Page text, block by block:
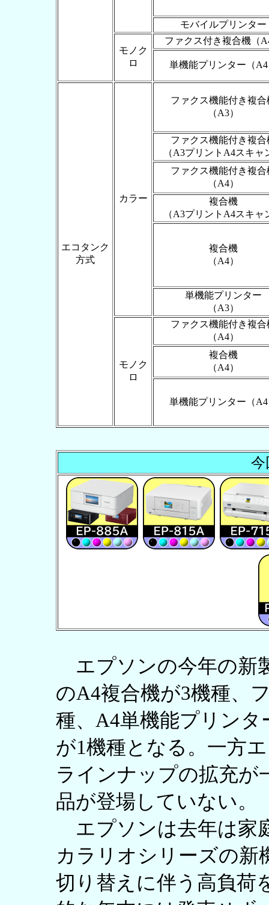
モバイルプリンター
モノク
ロ
ファクス付き複合機（
単機能プリンター（
エコタンク
方式
カラー
ファクス機能付き複合
（A3）
ファクス機能付き複合
（A3プリントA4スキャ
ファクス機能付き複合
（A4）
複合機
（A3プリントA4スキャ
複合機
（A4）
単機能プリンター
（A3）
モノク
ロ
ファクス機能付き複合
（A4）
複合機
（A4）
単機能プリンター（
今
エプソンの今年の新
のA4複合機が3機種、
種、A4単機能プリン
が1機種となる。一方
ラインナップの拡充が
品が登場していない。
エプソンは去年は家
カラリオシリーズの新
切り替えに伴う高負荷